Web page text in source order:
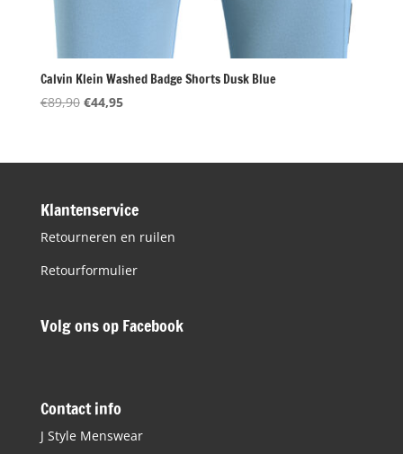
Calvin Klein Washed Badge Shorts Dusk Blue
€89,90 Oorspronkelijke
€89,90.
€44,95Huidige
€44,95.
Klantenservice
Retourneren en ruilen
Retourformulier
Volg ons op Facebook
Contact info
J Style Menswear